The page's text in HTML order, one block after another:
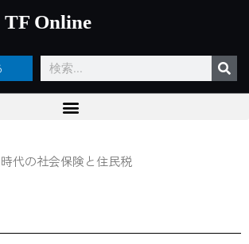
TF Online
検
索
代の社会保険と住民税